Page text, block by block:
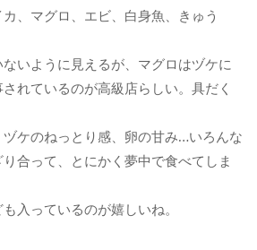
、マグロ、エビ、白身魚、きゅう
いように見えるが、マグロはヅケに
れているのが高級店らしい。具だく
ケのねっとり感、卵の甘み…いろんな
合って、とにかく夢中で食べてしま
入っているのが嬉しいね。